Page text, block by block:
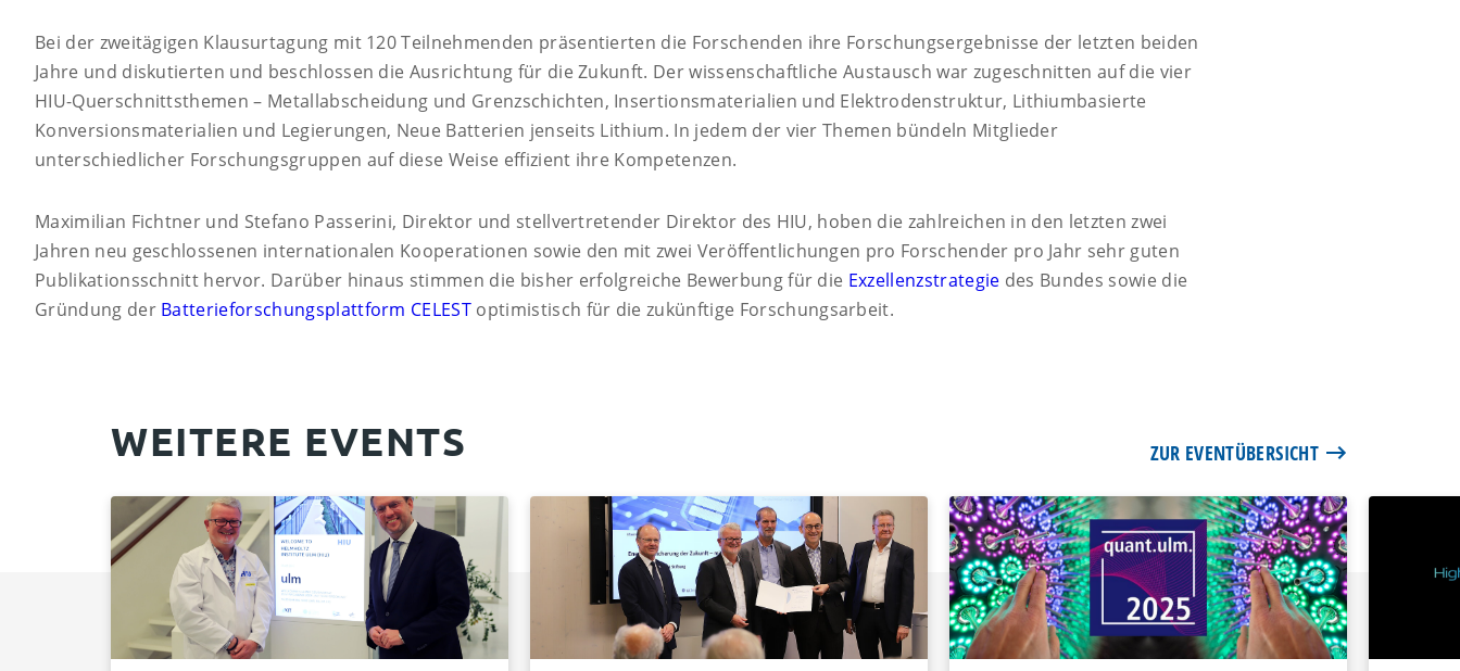
Bei der zweitägigen Klausurtagung mit 120 Teilnehmenden präsentierten die Forschenden ihre Forschungsergebnisse der letzten beiden
Jahre und diskutierten und beschlossen die Ausrichtung für die Zukunft. Der wissenschaftliche Austausch war zugeschnitten auf die vier
HIU-Querschnittsthemen – Metallabscheidung und Grenzschichten, Insertionsmaterialien und Elektrodenstruktur, Lithiumbasierte
Konversionsmaterialien und Legierungen, Neue Batterien jenseits Lithium. In jedem der vier Themen bündeln Mitglieder
unterschiedlicher Forschungsgruppen auf diese Weise effizient ihre Kompetenzen.
Maximilian Fichtner und Stefano Passerini, Direktor und stellvertretender Direktor des HIU, hoben die zahlreichen in den letzten zwei
Jahren neu geschlossenen internationalen Kooperationen sowie den mit zwei Veröffentlichungen pro Forschender pro Jahr sehr guten
Publikationsschnitt hervor. Darüber hinaus stimmen die bisher erfolgreiche Bewerbung für die Exzellenzstrategie des Bundes sowie die
Gründung der Batterieforschungsplattform CELEST optimistisch für die zukünftige Forschungsarbeit.
WEITERE EVENTS ZUR EVENTÜBERSICHT